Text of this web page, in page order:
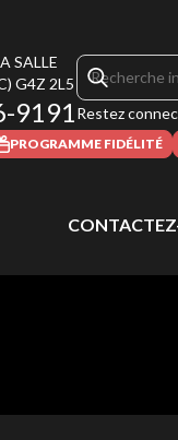
SALLE
G4Z 2L5
9191Restez
PROGRAMME FIDÉLITÉ